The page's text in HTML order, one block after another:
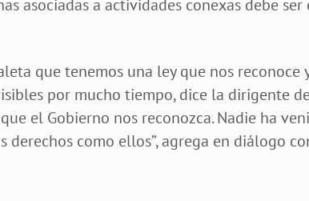
asociadas a actividades conexas debe ser
que tenemos una ley que nos reconoce
por mucho tiempo, dice la dirigente
el Gobierno nos reconozca. Nadie ha
como ellos”, agrega en diálogo